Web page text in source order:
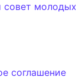
совет
соглашение